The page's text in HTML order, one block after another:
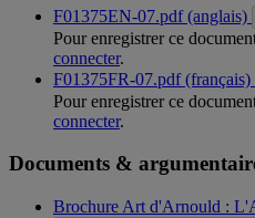
F01375EN-07.pdf (anglais)
Pour enregistrer ce
connecter.
F01375FR-07.pdf (français)
Pour enregistrer ce
connecter.
Documents &
Brochure Art d'Arnould :